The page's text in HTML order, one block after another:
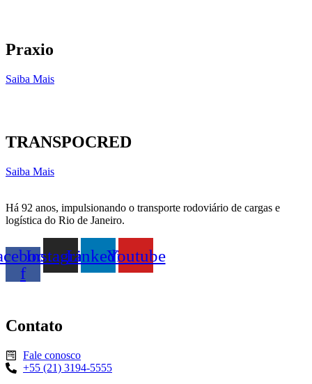
Praxio
Saiba Mais
TRANSPOCRED
Saiba Mais
Há 92 anos, impulsionando o transporte rodoviário de cargas e
logística do Rio de Janeiro.
f
InstagramLinkedinYoutube
Contato
Fale conosco
+55 (21) 3194-5555